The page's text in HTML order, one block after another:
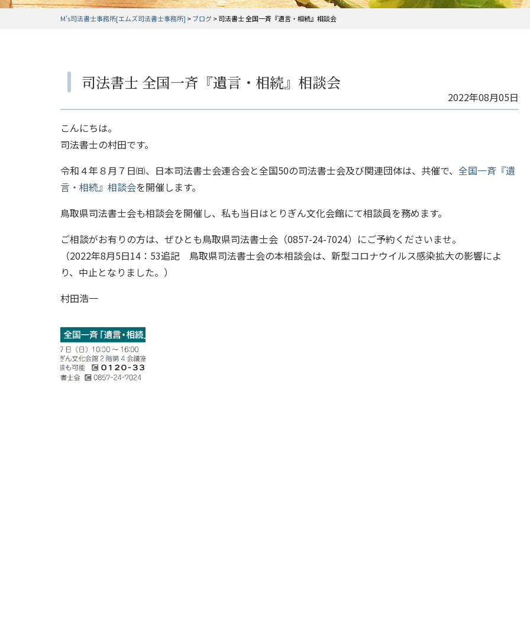
M's司法書士事務所[エムズ司法書士事務所] >ブログ>司法書士 全国一斉『遺言・相続』相談会
司法書士 全国一斉『遺言・相続』相談会
2022年08月05日
こんにちは。
司法書士の村田です。
令和４年８月７日㈰、日本司法書士会連合会と全国50の司法書士会及び関連団体は、共催で、 全国一斉『遺
言・相続』相談会を開催します。
鳥取県司法書士会も相談会を開催し、私も当日はとりぎん文化会館にて相談員を務めます。
ご相談がお有りの方は、ぜひとも鳥取県司法書士会（0857-24-7024）にご予約くださいませ。
（2022年8月5日14：53追記 鳥取県司法書士会の本相談会は、新型コロナウイルス感染拡大の影響によ
り、中止となりました。）
村田浩一